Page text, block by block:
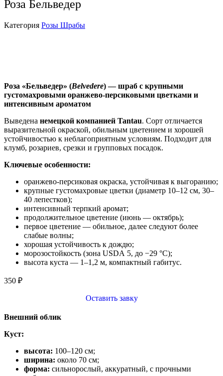
Роза Бельведер
Категория Розы Шрабы
Роза «Бельведер» (Belvedere) — шраб с крупными
густомахровыми оранжево‑персиковыми цветками и
интенсивным ароматом
Выведена немецкой компанией Tantau. Сорт отличается
выразительной окраской, обильным цветением и хорошей
устойчивостью к неблагоприятным условиям. Подходит для
клумб, розариев, срезки и групповых посадок.
Ключевые особенности:
оранжево‑персиковая окраска, устойчивая к выгоранию;
крупные густомахровые цветки (диаметр 10–12 см, 30–
40 лепестков);
интенсивный терпкий аромат;
продолжительное цветение (июнь — октябрь);
первое цветение — обильное, далее следуют более
слабые волны;
хорошая устойчивость к дождю;
морозостойкость (зона USDA 5, до −29 °C);
высота куста — 1–1,2 м, компактный габитус.
350 ₽
Оставить завку
Внешний облик
Куст:
высота: 100–120 см;
ширина: около 70 см;
форма: сильнорослый, аккуратный, с прочными